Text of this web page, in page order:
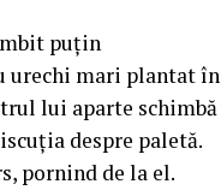
puțin
urechi mari plantat în
lui aparte schimbă
despre paletă.
pornind de la el.